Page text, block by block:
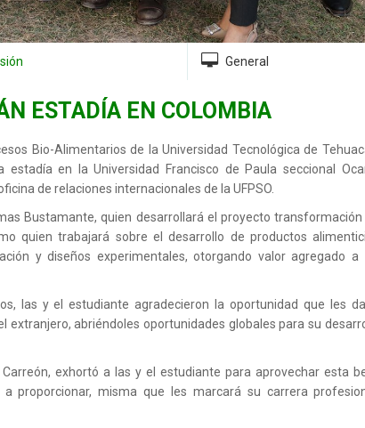
General
ESTADÍA EN COLOMBIA
Bio-Alimentarios de la Universidad Tecnológica de
en la Universidad Francisco de Paula seccional
de relaciones internacionales de la UFPSO.
Bustamante, quien desarrollará el proyecto transformación
quien trabajará sobre el desarrollo de productos
y diseños experimentales, otorgando valor agregado a
las y el estudiante agradecieron la oportunidad que les
extranjero, abriéndoles oportunidades globales para su
exhortó a las y el estudiante para aprovechar esta
proporcionar, misma que les marcará su carrera